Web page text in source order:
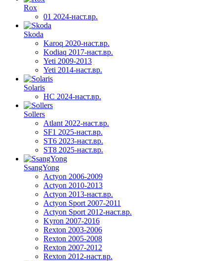
Rox
01 2024-наст.вр.
Skoda
Karoq 2020-наст.вр.
Kodiaq 2017-наст.вр.
Yeti 2009-2013
Yeti 2014-наст.вр.
Solaris
HC 2024-наст.вр.
Sollers
Atlant 2022-наст.вр.
SF1 2025-наст.вр.
ST6 2023-наст.вр.
ST8 2025-наст.вр.
SsangYong
Actyon 2006-2009
Actyon 2010-2013
Actyon 2013-наст.вр.
Actyon Sport 2007-2011
Actyon Sport 2012-наст.вр.
Kyron 2007-2016
Rexton 2003-2006
Rexton 2005-2008
Rexton 2007-2012
Rexton 2012-наст.вр.